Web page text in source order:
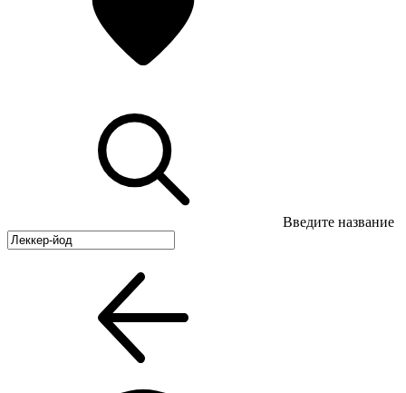
Введите название